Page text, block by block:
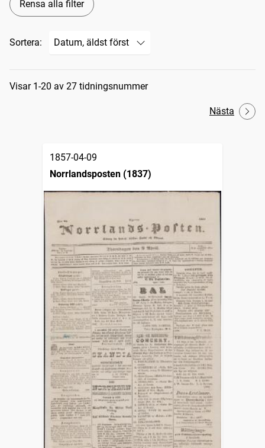
Rensa alla filter
Sortera:
Sökresultat
Visar 1-20 av 27 tidningsnummer
Nästa
1857-04-09
Norrlandsposten (1837)